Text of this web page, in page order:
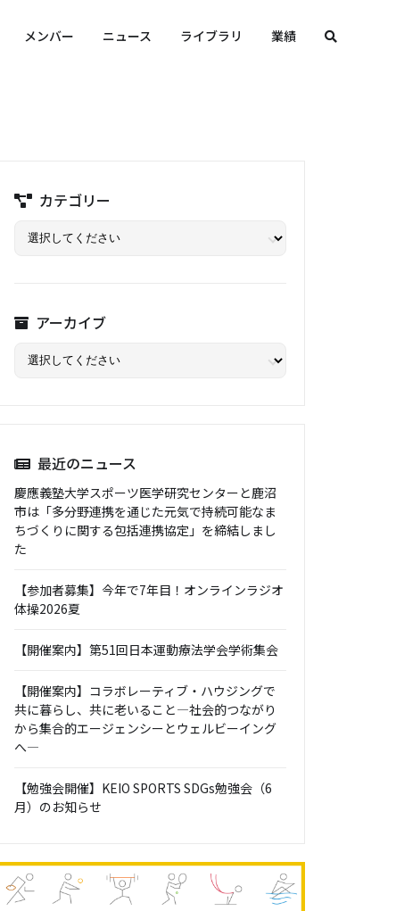
メンバー ニュース ライブラリ 業績
カテゴリー
アーカイブ
最近のニュース
慶應義塾大学スポーツ医学研究センターと鹿沼
市は「多分野連携を通じた元気で持続可能なま
ちづくりに関する包括連携協定」を締結しまし
た
【参加者募集】今年で7年目！オンラインラジオ
体操2026夏
【開催案内】第51回日本運動療法学会学術集会
【開催案内】コラボレーティブ・ハウジングで
共に暮らし、共に老いること―社会的つながり
から集合的エージェンシーとウェルビーイング
へ―
【勉強会開催】KEIO SPORTS SDGs勉強会（6
月）のお知らせ